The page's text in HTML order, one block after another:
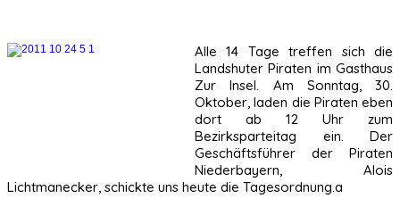
Alle 14 Tage treffen sich die
Landshuter Piraten im Gasthaus
Zur Insel. Am Sonntag, 30.
Oktober, laden die Piraten eben
dort ab 12 Uhr zum
Bezirksparteitag ein. Der
Geschäftsführer der Piraten
Niederbayern, Alois
Lichtmanecker, schickte uns heute die Tagesordnung.a